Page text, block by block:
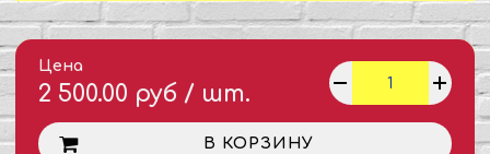
Цена
2 500.00 руб / шт.
В КОРЗИНУ